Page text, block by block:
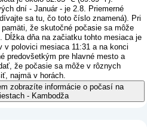
dní - Január - je 2.8. Priemerné
sa tu, čo toto číslo znamená). Pri
že skutočné počasie sa môže
Dĺžka dňa na začiatku tohto mesiaca je
v polovici mesiaca 11:31 a na konci
predovšetkým pre hlavné mesto a
že počasie sa môže v rôznych
najmä v horách.
zobrazíte informácie o počasí na
- Kambodža